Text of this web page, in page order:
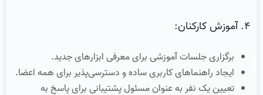
۴. آموزش کارکنان:
برگزاری جلسات آموزشی برای معرفی ابزارهای جدید.
ایجاد راهنماهای کاربری ساده و دسترسی‌پذیر برای همه اعضا.
تعیین یک نفر به عنوان مسئول پشتیبانی برای پاسخ به